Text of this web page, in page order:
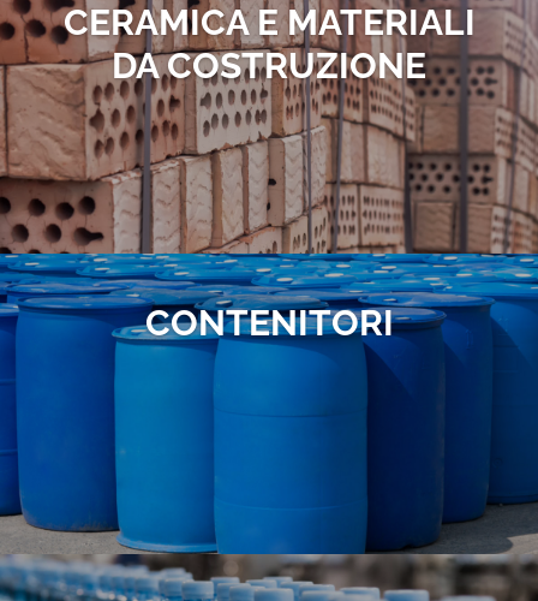
CERAMICA E MATERIALI
DA COSTRUZIONE
CONTENITORI